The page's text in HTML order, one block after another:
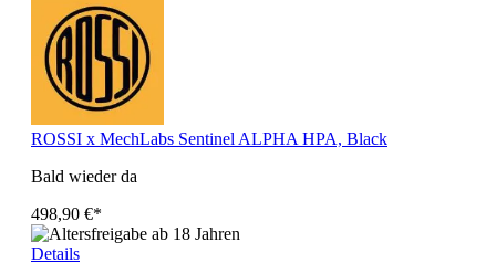
ROSSI x MechLabs Sentinel ALPHA HPA, Black
Bald wieder da
498,90 €*
Details